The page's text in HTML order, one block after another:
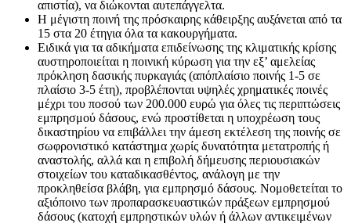
απιστία), να διώκονται αυτεπάγγελτα.
Η μέγιστη ποινή της πρόσκαιρης κάθειρξης αυξάνεται από τα
15 στα 20 έτηγια όλα τα κακουργήματα.
Ειδικά για τα αδικήματα επιδείνωσης της κλιματικής κρίσης
αυστηροποιείται η ποινική κύρωση για την εξ’ αμελείας
πρόκληση δασικής πυρκαγιάς (απόπλαίσιο ποινής 1-5 σε
πλαίσιο 3-5 έτη), προβλέπονται υψηλές χρηματικές ποινές
μέχρι του ποσού των 200.000 ευρώ για όλες τις περιπτώσεις
εμπρησμού δάσους, ενώ προστίθεται η υποχρέωση τους
δικαστηρίου να επιβάλλει την άμεση εκτέλεση της ποινής σε
σωφρονιστικό κατάστημα χωρίς δυνατότητα μετατροπής ή
αναστολής, αλλά και η επιβολή δήμευσης περιουσιακών
στοιχείων του καταδικασθέντος, ανάλογη με την
προκληθείσα βλάβη, για εμπρησμό δάσους. Νομοθετείται το
αξιόποινο των προπαρασκευαστικών πράξεων εμπρησμού
δάσους (κατοχή εμπρηστικών υλών ή άλλων αντικειμένων